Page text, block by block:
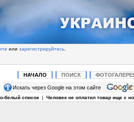
или зарегистрируйтесь.
НАЧАЛО ПОИСК
Искать через Google на этом сайте
белый список| Человек не оплатил товар ище с